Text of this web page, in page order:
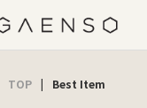
TOP | Best Item